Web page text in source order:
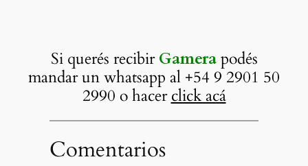
Si querés recibirGamerapodés
mandar un whatsapp al +54 9 2901 50
2990 o hacerclick acá
Comentarios